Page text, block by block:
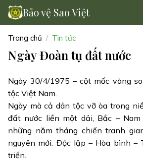
Bảo vệ Sao Việt
Trang chủ Tin tức
Ngày Đoàn tụ đất nước
Ngày 30/4/1975 – cột mốc vàng
tộc Việt Nam.
Ngày mà cả dân tộc vỡ òa trong
đất nước liền một dải, Bắc –
những năm tháng chiến tranh
nguyên mới: Độc lập – Hòa bình –
triển.